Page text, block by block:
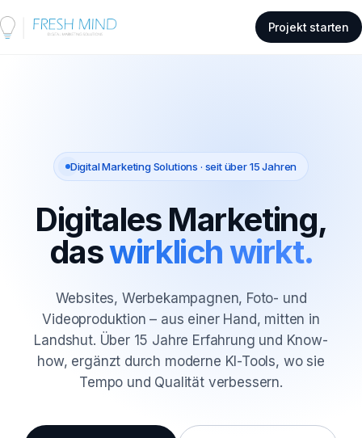
Projekt starten
Digital Marketing Solutions · seit über 15 Jahren
Digitales Marketing,
daswirklich wirkt.
Websites, Werbekampagnen, Foto- und
Videoproduktion – aus einer Hand, mitten in
Landshut. Über 15 Jahre Erfahrung und Know-
how, ergänzt durch moderne KI-Tools, wo sie
Tempo und Qualität verbessern.